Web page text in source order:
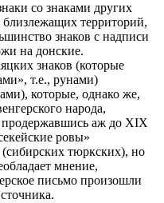
со знаками других
территорий,
знаков с надписи
на донские.
знаков (которые
т.е., рунами)
которые, однако же,
народа,
продержавшись аж до XIX
ровы»
тюркских), но
мнение,
письмо произошли